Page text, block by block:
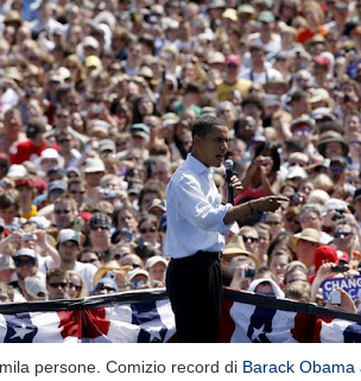
persone. Comizio record di Barack Obama